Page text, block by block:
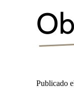
Publicado